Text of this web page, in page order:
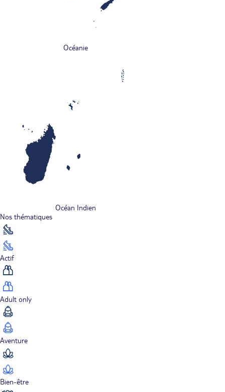
Océanie
Océan Indien
Nos thématiques
Actif
Adult only
Aventure
Bien-être